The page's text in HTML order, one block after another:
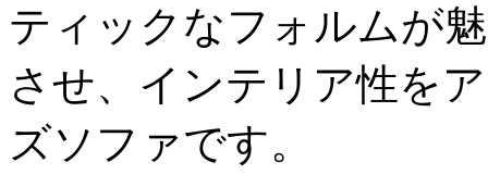
ティックなフォルムが
させ、インテリア性を
ズソファです。